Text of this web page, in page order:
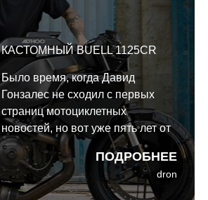
которые, как сообщается,
готовы к производству.
КАСТОМНЫЙ BUELL 1125CR
ПОДРОБНЕЕ
Было время, когда Давид
Гонзалес не сходил с первых
страниц мотоциклетных
новостей, но вот уже пять лет от
легендарного испанца из Ad Hoc
Cafe Racers почти ничего не
было слышно. И вот он вернулся
к созданию мотоциклов, какие
dron